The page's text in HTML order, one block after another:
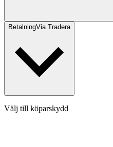
BetalningVia Tradera
Välj till köparskydd